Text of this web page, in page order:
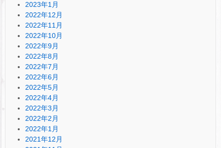
2023年1月
2022年12月
2022年11月
2022年10月
2022年9月
2022年8月
2022年7月
2022年6月
2022年5月
2022年4月
2022年3月
2022年2月
2022年1月
2021年12月